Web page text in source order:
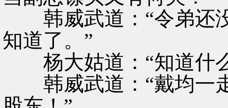
韩威武道：“令弟还
知道了。”
杨大姑道：“知道什
韩威武道：“戴均一